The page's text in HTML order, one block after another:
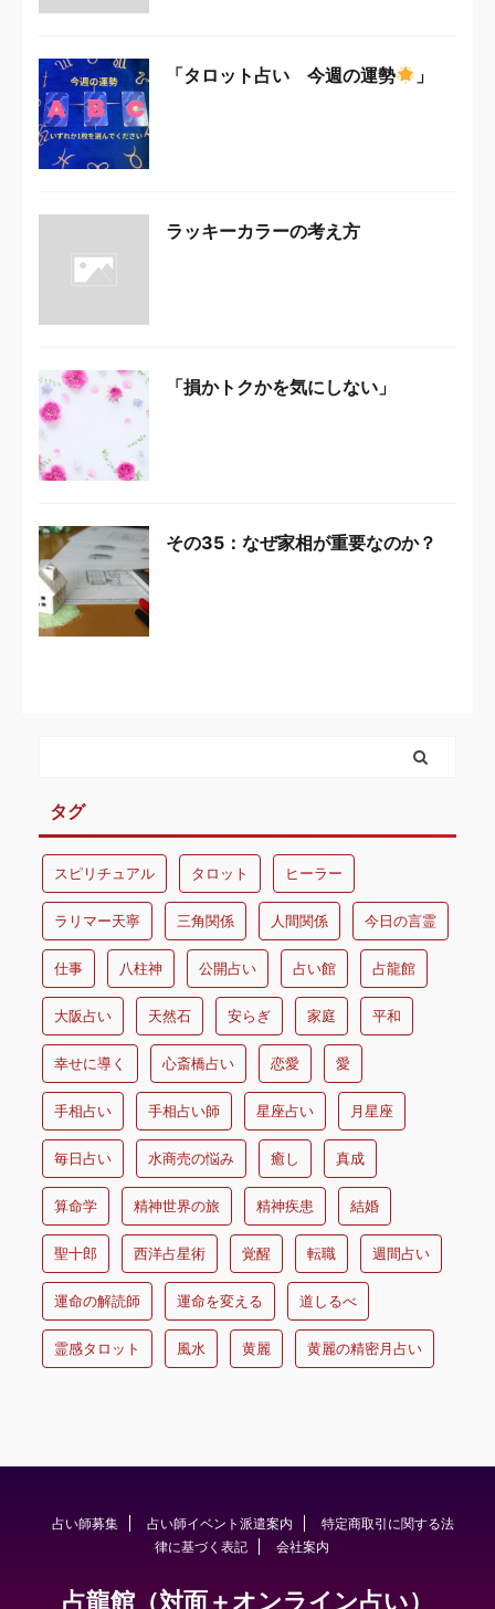
「タロット占い 今週の運勢 」
ラッキーカラーの考え方
「損かトクかを気にしない」
その35：なぜ家相が重要なのか？
タグ
スピリチュアル タロット ヒーラー
ラリマー天寧 三角関係 人間関係 今日の言霊
仕事 八柱神 公開占い 占い館 占龍館
大阪占い 天然石 安らぎ 家庭 平和
幸せに導く 心斎橋占い 恋愛 愛
手相占い 手相占い師 星座占い 月星座
毎日占い 水商売の悩み 癒し 真成
算命学 精神世界の旅 精神疾患 結婚
聖十郎 西洋占星術 覚醒 転職 週間占い
運命の解読師 運命を変える 道しるべ
霊感タロット 風水 黄麗 黄麗の精密月占い
占い師募集 占い師イベント派遣案内
特定商取引に関する法
律に基づく表記
会社案内
占龍館（対面＋オンライン占い）